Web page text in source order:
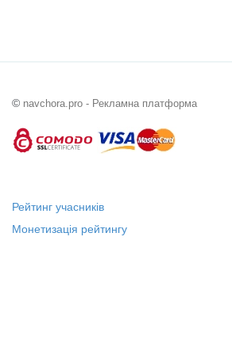
© navchora.pro - Рекламна платформа
Рейтинг учасників
Монетизація рейтингу